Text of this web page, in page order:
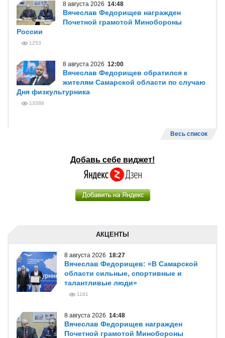
8 августа 2026 14:48
Вячеслав Федорищев награжден
Почетной грамотой Минобороны
России
1253
8 августа 2026 12:00
Вячеслав Федорищев обратился к
жителям Самарской области по случаю
Дня физкультурника
13388
Весь список
Добавь себе виджет!
АКЦЕНТЫ
8 августа 2026 18:27
Вячеслав Федорищев: «В Самарской
области сильные, спортивные и
талантливые люди»
1181
8 августа 2026 14:48
Вячеслав Федорищев награжден
Почетной грамотой Минобороны